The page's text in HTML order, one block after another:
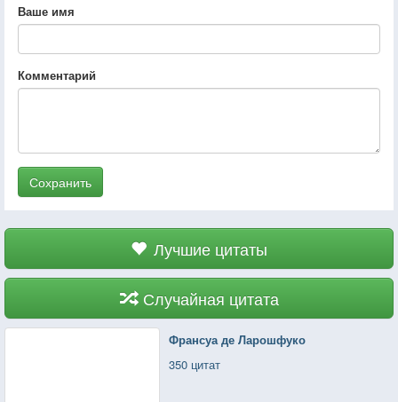
Ваше имя
Комментарий
Сохранить
Лучшие цитаты
Случайная цитата
Франсуа де Ларошфуко
350 цитат